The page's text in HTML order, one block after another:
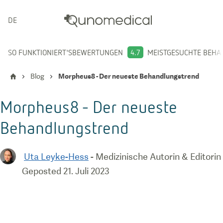
DEUTSCH
SO FUNKTIONIERT'SBEWERTUNGEN 4.7 MEISTGESUCHTE
Blog Morpheus8 - Der neueste Behandlungstrend
Morpheus8 - Der neueste
Behandlungstrend
Uta Leyke-Hess - Medizinische Autorin & Editorin
Geposted 21. Juli 2023